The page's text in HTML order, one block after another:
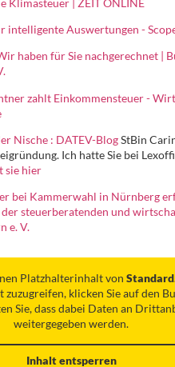
intelligente Auswertungen -
haben für Sie nachgerechnet |
zahlt Einkommensteuer -
Nische : DATEV-BlogStBin
Ich hatte Sie bei
sie hier
bei Kammerwahl in Nürnberg
der steuerberatenden und
e. V.
Platzhalterinhalt von Standard
zuzugreifen, klicken Sie auf den
Sie, dass dabei Daten an
weitergegeben werden.
Inhalt entsperren